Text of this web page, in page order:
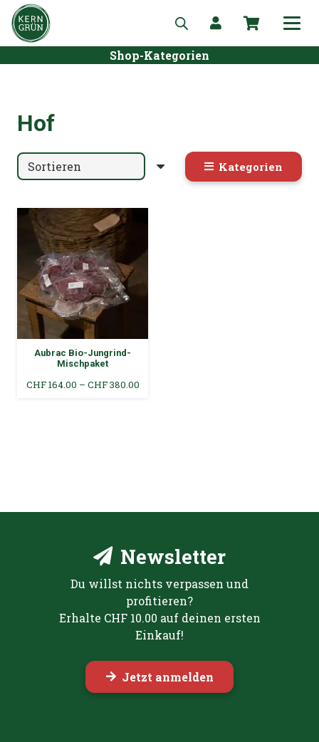
Shop-Kategorien
Hof
Kategorien
Aubrac Bio-Jungrind-
Mischpaket
CHF164.00 – CHF380.00Preisspanne:
Newsletter
Du willst nichts verpassen und
profitieren?
Erhalte CHF 10.00 auf deinen ersten
Einkauf!
Jetzt anmelden